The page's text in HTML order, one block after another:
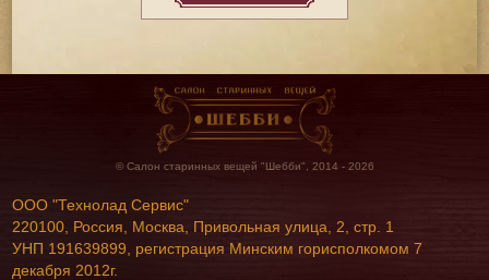
© Салон старинных вещей "Шебби", 2014 - 2026
ООО "Технолад Сервис"
220100, Россия, Москва, Привольная улица, 2, стр. 1
УНП 191639899, регистрация Минским горисполкомом 7
декабря 2012г.